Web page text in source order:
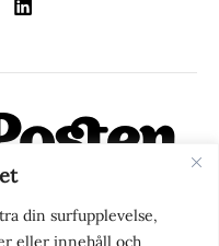
din surfupplevelse,
eller innehåll och
på nätet. Med
med blick för det större